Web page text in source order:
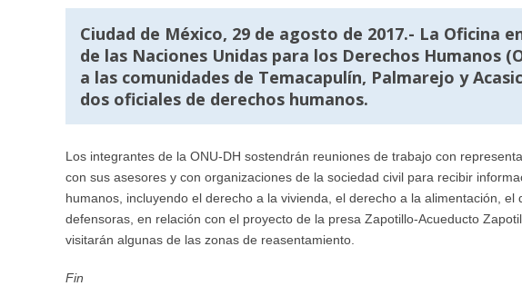
Ciudad de México, 29 de agosto de 2017.- La Oficina
de las Naciones Unidas para los Derechos Humanos
a las comunidades de Temacapulín, Palmarejo y
dos oficiales de derechos humanos.
Los integrantes de la ONU-DH sostendrán reuniones de trabajo con
con sus asesores y con organizaciones de la sociedad civil para recibir
humanos, incluyendo el derecho a la vivienda, el derecho a la alimentación,
defensoras, en relación con el proyecto de la presa Zapotillo-Acueducto
visitarán algunas de las zonas de reasentamiento.
Fin